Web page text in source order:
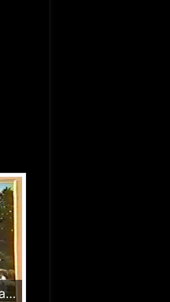
(604)-Batard près de la Roche sur Yon – Pique nique un dimanche soir à Batard-1986